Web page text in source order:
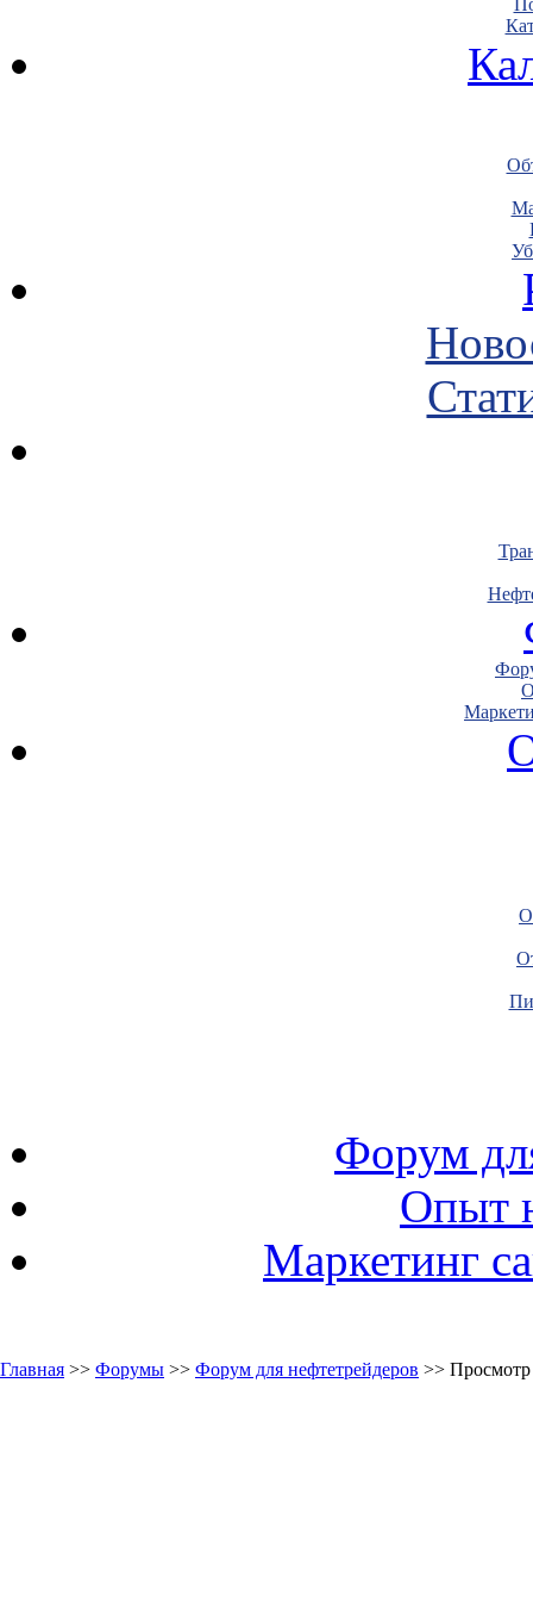
Форум
Опыт
Маркетинг
Главная >> Форумы >> Форум для нефтетрейдеров >>